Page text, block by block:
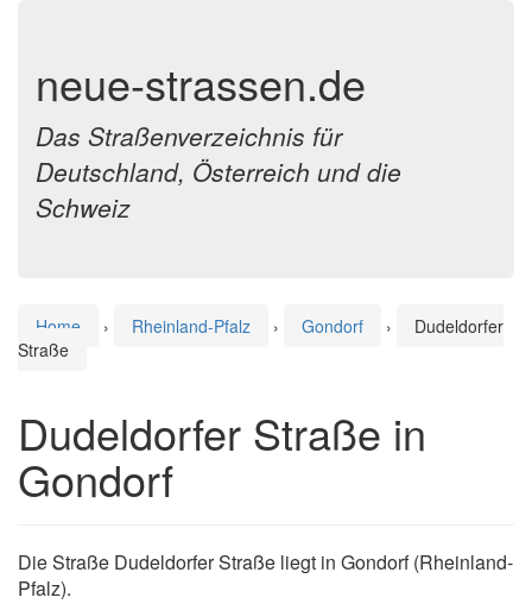
neue-strassen.de
Das Straßenverzeichnis für
Deutschland, Österreich und die
Schweiz
Home › Rheinland-Pfalz › Gondorf ›
Dudeldorfer
Straße
Dudeldorfer Straße in
Gondorf
Die Straße Dudeldorfer Straße liegt in Gondorf (Rheinland-
Pfalz).